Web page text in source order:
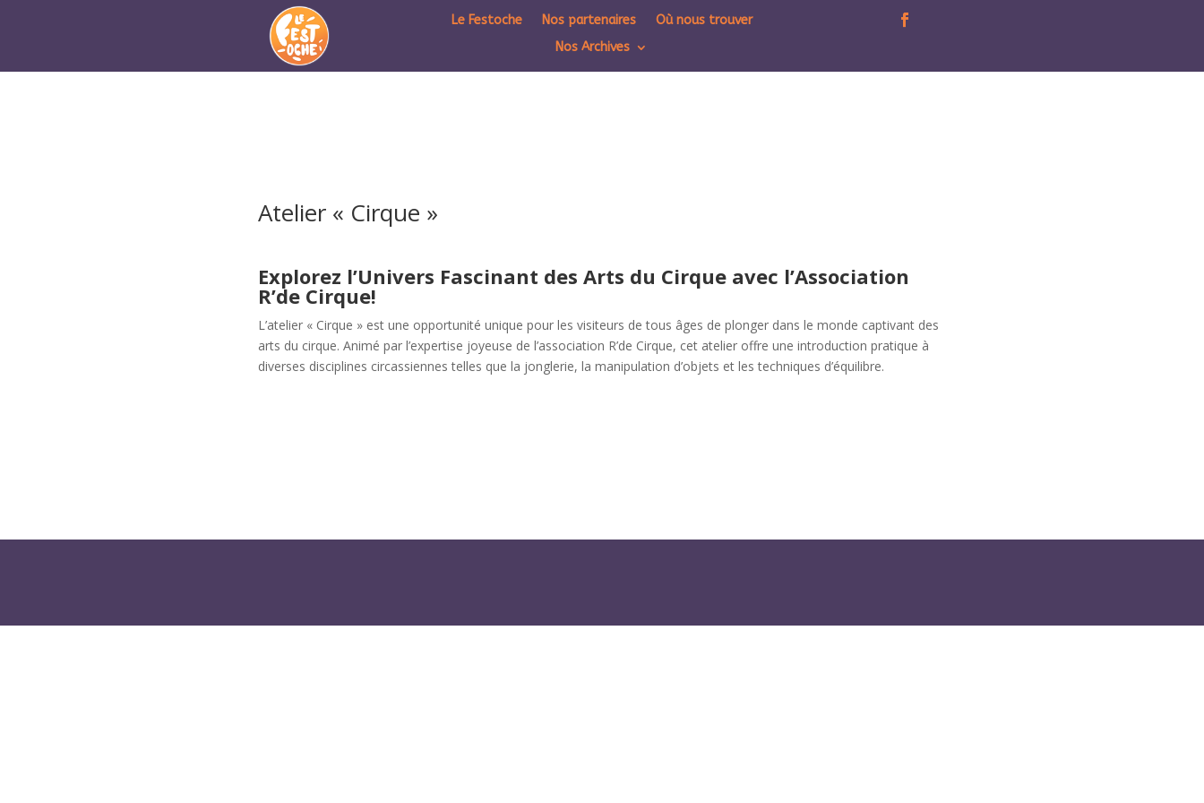
Le Festoche Nos partenaires
Où nous trouver
Nos Archives
Atelier « Cirque »
Explorez l’Univers Fascinant des Arts du Cirque avec l’Association
R’de Cirque!
L’atelier « Cirque » est une opportunité unique pour les visiteurs de tous âges de plonger dans le monde captivant des
arts du cirque. Animé par l’expertise joyeuse de l’association R’de Cirque, cet atelier offre une introduction pratique à
diverses disciplines circassiennes telles que la jonglerie, la manipulation d’objets et les techniques d’équilibre.